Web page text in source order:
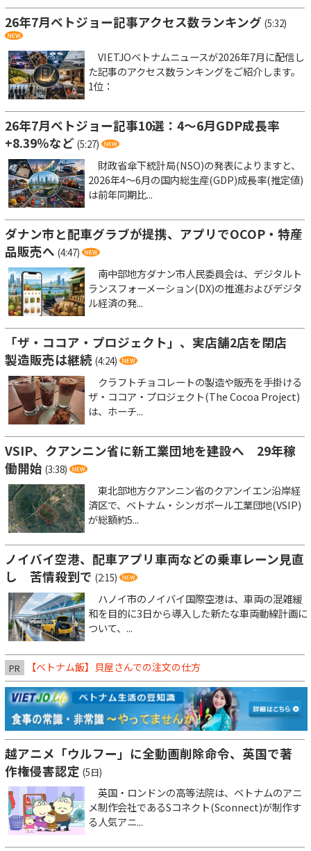
26年7月ベトジョー記事アクセス数ランキング (5:32)
VIETJOベトナムニュースが2026年7月に配信し
た記事のアクセス数ランキングをご紹介します。
1位：
26年7月ベトジョー記事10選：4～6月GDP成長率
+8.39％など (5:27)
財政省傘下統計局(NSO)の発表によりますと、
2026年4～6月の国内総生産(GDP)成長率(推定値)
は前年同期比...
ダナン市と配車グラブが提携、アプリでOCOP・特産
品販売へ (4:47)
南中部地方ダナン市人民委員会は、デジタルト
ランスフォーメーション(DX)の推進およびデジタ
ル経済の発...
「ザ・ココア・プロジェクト」、実店舗2店を閉店
製造販売は継続 (4:24)
クラフトチョコレートの製造や販売を手掛ける
ザ・ココア・プロジェクト(The Cocoa Project)
は、ホーチ...
VSIP、クアンニン省に新工業団地を建設へ 29年稼
働開始 (3:38)
東北部地方クアンニン省のクアンイエン沿岸経
済区で、ベトナム・シンガポール工業団地(VSIP)
が総額約5...
ノイバイ空港、配車アプリ車両などの乗車レーン見直
し 苦情殺到で (2:15)
ハノイ市のノイバイ国際空港は、車両の混雑緩
和を目的に3日から導入した新たな車両動線計画に
ついて、...
PR 【ベトナム飯】貝屋さんでの注文の仕方
越アニメ「ウルフー」に全動画削除命令、英国で著
作権侵害認定 (5日)
英国・ロンドンの高等法院は、ベトナムのアニ
メ制作会社であるSコネクト(Sconnect)が制作す
る人気アニ...